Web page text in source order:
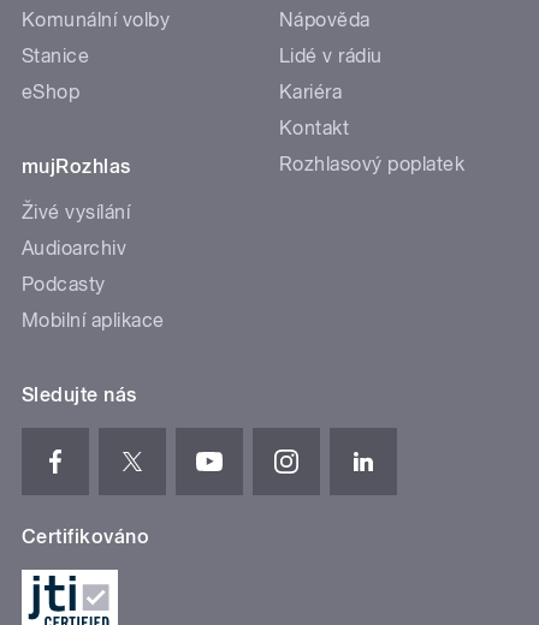
Komunální volby
Stanice
eShop
mujRozhlas
Živé vysílání
Audioarchiv
Podcasty
Mobilní aplikace
Nápověda
Lidé v rádiu
Kariéra
Kontakt
Rozhlasový poplatek
Sledujte nás
Certifikováno